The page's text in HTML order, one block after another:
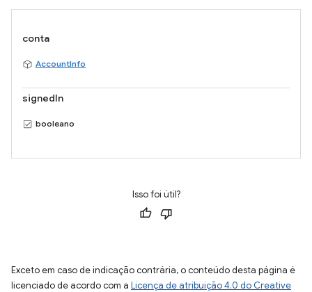
conta
AccountInfo
signedIn
booleano
Isso foi útil?
Exceto em caso de indicação contrária, o conteúdo desta página é
licenciado de acordo com a Licença de atribuição 4.0 do Creative